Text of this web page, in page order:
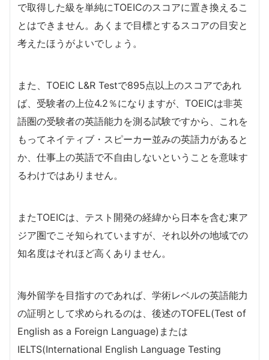
で取得した級を単純にTOEICのスコアに置き換えるこ
とはできません。あくまで目標とするスコアの目安と
考えたほうがよいでしょう。
また、TOEIC L&R Testで895点以上のスコアであれ
ば、受験者の上位4.2％になりますが、TOEICは非英
語圏の受験者の英語能力を測る試験ですから、これを
もってネイティブ・スピーカー並みの英語力があると
か、仕事上の英語で不自由しないということを意味す
るわけではありません。
またTOEICは、テスト開発の経緯から日本を含む東ア
ジア圏でこそ知られていますが、それ以外の地域での
知名度はそれほど高くありません。
海外留学を目指すのであれば、学術レベルの英語能力
の証明として求められるのは、後述のTOFEL(Test of
English as a Foreign Language)または
IELTS(International English Language Testing